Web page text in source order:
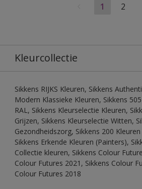
1 2
Kleurcollectie
Sikkens RIJKS Kleuren, Sikkens
Modern Klassieke Kleuren, Sikkens
RAL, Sikkens Kleurselectie Kleuren,
Grijzen, Sikkens Kleurselectie Witten,
Gezondheidszorg, Sikkens 200
Sikkens Erkende Kleuren (Painters),
Collectie kleuren, Sikkens Colour
Colour Futures 2021, Sikkens Colour
Colour Futures 2018